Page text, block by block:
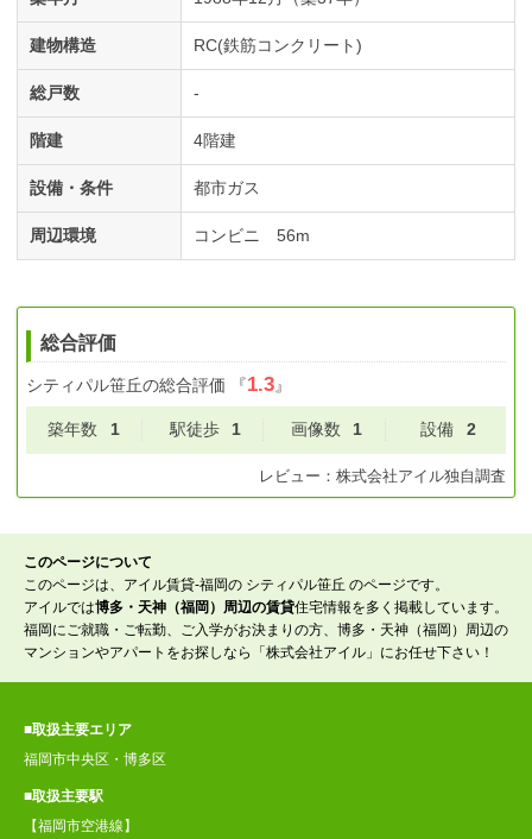
建物構造 RC(鉄筋コンクリート)
総戸数 -
階建 4階建
設備・条件 都市ガス
周辺環境 コンビニ 56m
総合評価
シティパル笹丘の総合評価 『1.3』
築年数 1 駅徒歩 1 画像数 1 設備 2
レビュー： 株式会社アイル独自調査
このページについて
このページは、アイル賃貸-福岡の シティパル笹丘 のページです。
アイルでは博多・天神（福岡）周辺の賃貸住宅情報を多く掲載しています。
福岡にご就職・ご転勤、ご入学がお決まりの方、博多・天神（福岡）周辺の
マンションやアパートをお探しなら「株式会社アイル」にお任せ下さい！
■取扱主要エリア
福岡市中央区・博多区
■取扱主要駅
【福岡市空港線】